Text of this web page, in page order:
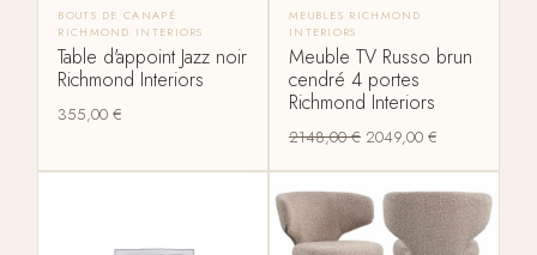
BOUTS DE CANAPÉ
RICHMOND INTERIORS
Table d'appoint Jazz noir
Richmond Interiors
355,00€
MEUBLES RICHMOND
INTERIORS
Meuble TV Russo brun
cendré 4 portes
Richmond Interiors
2148,00€ 2049,00 €